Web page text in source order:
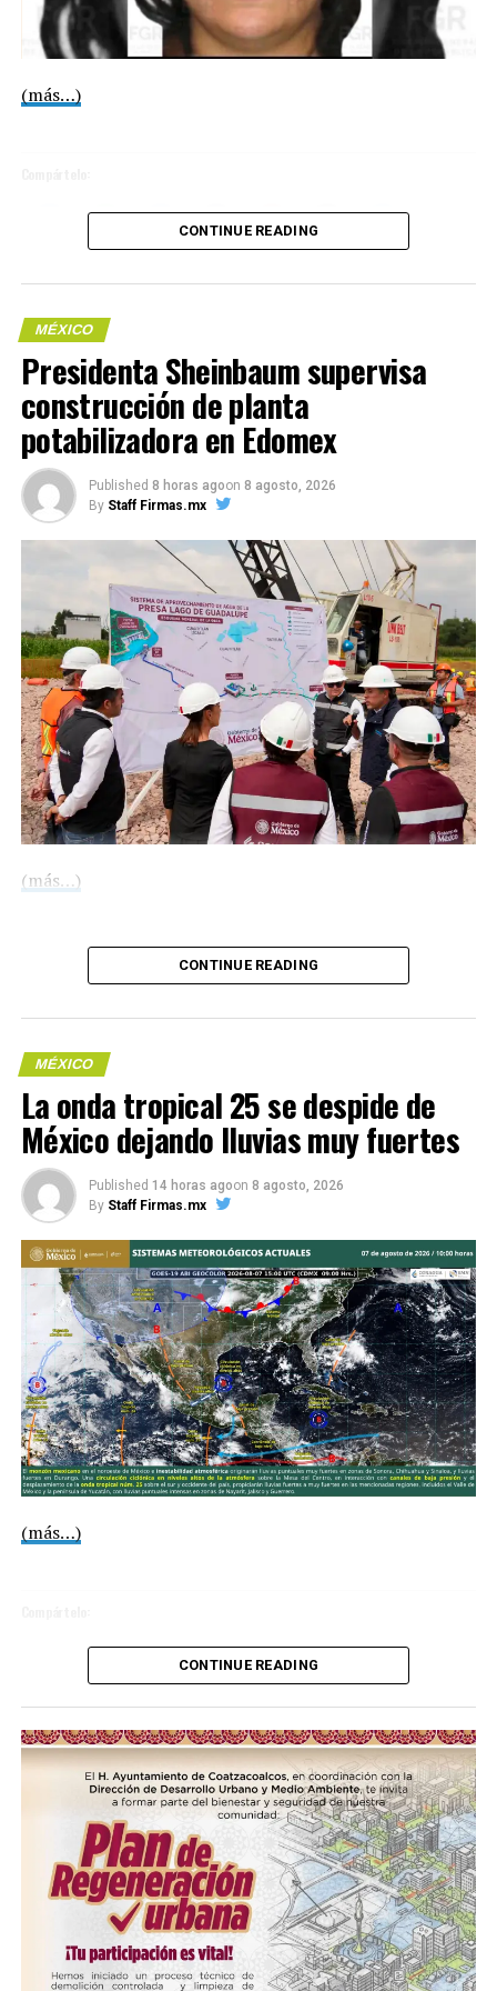
Me gusta esto:
RELATED TOPICS:
UP NEXT
México prepara medidas jurídicas contra EE. UU. tras
muerte de connacional en manos del ICE
DON'T MISS
Infonavit entrega 48 viviendas en Ciudad Valles y
reporta avances en San Luis Potosí
(más…)
Me gusta esto:
COMPARTE ESTA INFORMACIÓN
CONTINUE READING
MÉXICO
Presidenta Sheinbaum supervisa
construcción de planta
potabilizadora en Edomex
Published 8 horas agoon 8 agosto, 2026
By Staff Firmas.mx
(más…)
Me gusta esto:
CONTINUE READING
MÉXICO
​La onda tropical 25 se despide de
México dejando lluvias muy fuertes
Published 14 horas agoon 8 agosto, 2026
By Staff Firmas.mx
(más…)
Me gusta esto:
COMPARTE ESTA INFORMACIÓN
CONTINUE READING